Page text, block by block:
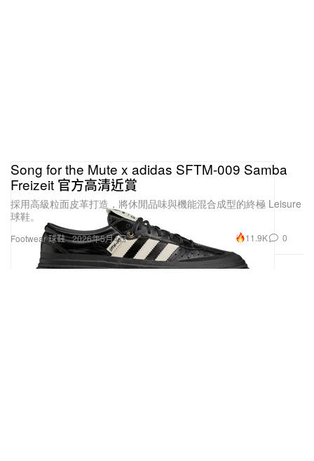
Footwear 球鞋
Song for the Mute x adidas SFTM-009 Samba
Freizeit 官方高清近賞
採用高級粒面皮革打造，將休閒品味與機能混合成型的終極 Leisure
球鞋。
2026年5月4日 11.9K 0